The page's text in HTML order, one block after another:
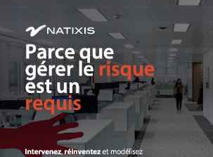
Natixis | Modélisation des
processus
Modélisation Risk management